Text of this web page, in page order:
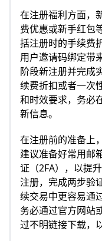
在注册福利方面，
费优惠或新手红包
括注册时的手续费
用户邀请码绑定带
阶段新注册并完成
续费折扣或者一次
和时效要求，务必
新信息。
在注册前的准备上
建议准备好常用邮
证（2FA），以提
注册，完成两步验
续交易中更容易通
务必通过官方网站
过不明链接下载，